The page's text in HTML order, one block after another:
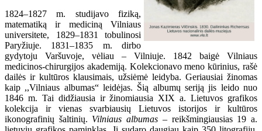
1824–1827 m. studijavo fiziką,
matematiką ir mediciną Vilniaus
universitete, 1829–1831 tobulinosi
Paryžiuje. 1831–1835 m. dirbo
gydytoju Varšuvoje, vėliau – Vilniuje. 1842 baigė Vilniaus
medicinos-chirurgijos akademiją. Kolekcionavo meno kūrinius, rašė
dailės ir kultūros klausimais, užsiėmė leidyba. Geriausiai žinomas
kaip ,,Vilniaus albumas“ leidėjas. Šią albumų seriją jis leido nuo
1846 m. Tai didžiausia ir žinomiausia XIX a. Lietuvos grafikos
kolekcija ir vienas svarbiausių Lietuvos istorijos ir kultūros
ikonografinių šaltinių. Vilniaus albumas – reikšmingiausias 19 a.